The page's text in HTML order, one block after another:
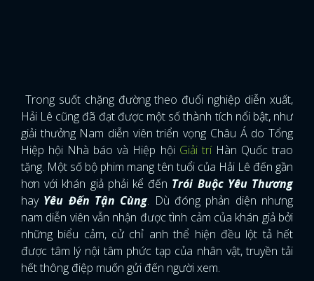
Trong suốt chặng đường theo đuổi nghiệp diễn xuất,
Hải Lê cũng đã đạt được một số thành tích nổi bật, như
giải thưởng Nam diễn viên triển vọng Châu Á do Tổng
Hiệp hội Nhà báo và Hiệp hội Giải tríHàn Quốc trao
tặng. Một số bộ phim mang tên tuổi của Hải Lê đến gần
hơn với khán giả phải kể đến Trói Buộc Yêu Thương
hay Yêu Đến Tận Cùng. Dù đóng phản diện nhưng
nam diễn viên vẫn nhận được tình cảm của khán giả bởi
những biểu cảm, cử chỉ anh thể hiện đều lột tả hết
được tâm lý nội tâm phức tạp của nhân vật, truyền tải
hết thông điệp muốn gửi đến người xem.